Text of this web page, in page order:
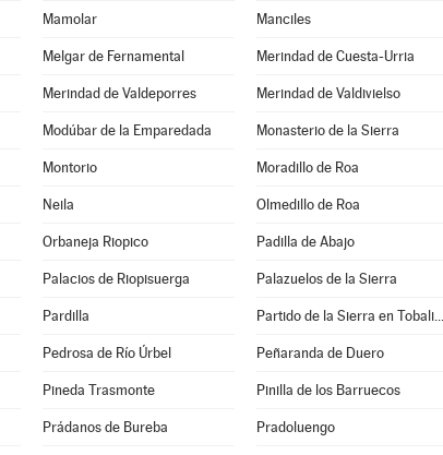
Mamolar Manciles
Melgar de Fernamental Merindad de Cuesta-Urria
Merindad de Valdeporres Merindad de Valdivielso
Modúbar de la Emparedada Monasterio de la Sierra
Montorio Moradillo de Roa
Neila Olmedillo de Roa
Orbaneja Riopico Padilla de Abajo
Palacios de Riopisuerga Palazuelos de la Sierra
Pardilla Partido de la Sierra en Tobalina
Pedrosa de Río Úrbel Peñaranda de Duero
Pineda Trasmonte Pinilla de los Barruecos
Prádanos de Bureba Pradoluengo